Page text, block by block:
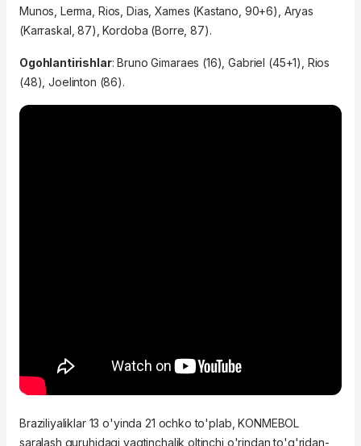
Munos, Lerma, Rios, Dias, Xames (Kastano, 90+6), Aryas
(Karraskal, 87), Kordoba (Borre, 87).
Ogohlantirishlar:Bruno Gimaraes (16),Gabriel (45+1), Rios
(48),Joelinton (86).
Braziliyaliklar 13 o'yinda 21 ochko to'plab, KONMEBOL
saralash guruhidagi vaqtinchalik oltinchi o'rindan to'g'ridan-